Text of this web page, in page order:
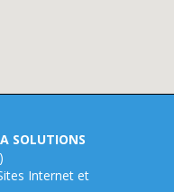
SOLUTIONS
Internet et